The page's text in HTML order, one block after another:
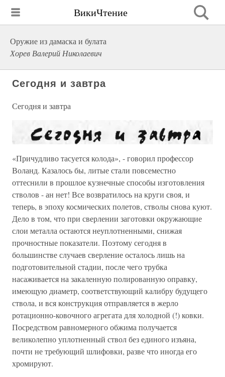
ВикиЧтение
Оружие из дамаска и булата
Хорев Валерий Николаевич
Сегодня и завтра
Сегодня и завтра
«Причудливо тасуется колода», - говорил профессор
Воланд. Казалось бы, литые стали повсеместно
оттеснили в прошлое кузнечные способы изготовления
стволов - ан нет! Все возвратилось на круги своя, и
теперь, в эпоху космических полетов, стволы снова куют.
Дело в том, что при сверлении заготовки окружающие
слои металла остаются неуплотненными, снижая
прочностные показатели. Поэтому сегодня в
большинстве случаев сверление осталось лишь на
подготовительной стадии, после чего трубка
насаживается на закаленную полированную оправку,
имеющую диаметр, соответствующий калибру будущего
ствола, и вся конструкция отправляется в жерло
ротационно-ковочного агрегата для холодной (!) ковки.
Посредством равномерного обжима получается
великолепно уплотненный ствол без единого изъяна,
почти не требующий шлифовки, разве что иногда его
хромируют.